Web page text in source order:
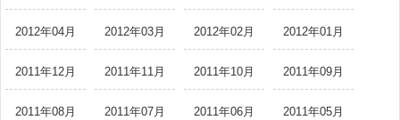
2012年04月 2012年03月 2012年02月 2012年01月
2011年12月 2011年11月 2011年10月 2011年09月
2011年08月 2011年07月 2011年06月 2011年05月